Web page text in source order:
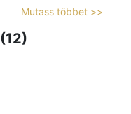
Mutass többet >>
(12)